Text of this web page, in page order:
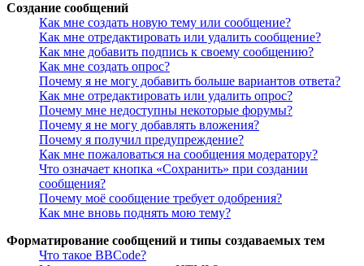
Создание сообщений
Как мне создать новую тему или сообщение?
Как мне отредактировать или удалить сообщение?
Как мне добавить подпись к своему сообщению?
Как мне создать опрос?
Почему я не могу добавить больше вариантов ответа?
Как мне отредактировать или удалить опрос?
Почему мне недоступны некоторые форумы?
Почему я не могу добавлять вложения?
Почему я получил предупреждение?
Как мне пожаловаться на сообщения модератору?
Что означает кнопка «Сохранить» при создании
сообщения?
Почему моё сообщение требует одобрения?
Как мне вновь поднять мою тему?
Форматирование сообщений и типы создаваемых тем
Что такое BBCode?